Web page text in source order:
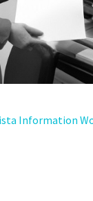
Information